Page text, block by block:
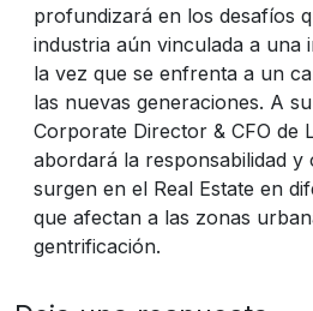
profundizará en los desafíos
industria aún vinculada a una
la vez que se enfrenta a un
las nuevas generaciones. A
Corporate Director & CFO de
abordará la responsabilidad y
surgen en el Real Estate en
que afectan a las zonas
gentrificación.